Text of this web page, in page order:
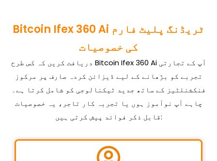
Bitcoin Ifex 360 Ai ٹریڈنگ پلیٹ فارم
کی خصوصیات
دریافت کریں کہ کس طرح Bitcoin Ifex 360 Ai آپ کے تجارتی
تجربے کو بڑھانے کے لیے ڈیزائن کردہ صارف پر مرکوز
فنکشنلٹیز کے ساتھ جدید ٹیکنالوجی کو شامل کرتا ہے۔
چاہے آپ نوآموز ہوں یا تجربہ کار تاجر، یہ خصوصیات
قابل ذکر فوائد پیش کرتی ہیں: